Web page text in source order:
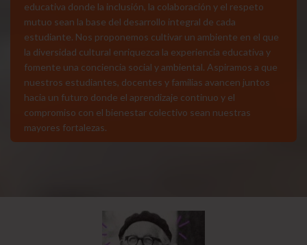
educativa donde la inclusión, la colaboración y el respeto
mutuo sean la base del desarrollo integral de cada
estudiante. Nos proponemos cultivar un ambiente en el que
la diversidad cultural enriquezca la experiencia educativa y
fomente una conciencia social y ambiental. Aspiramos a que
nuestros estudiantes, docentes y familias avancen juntos
hacia un futuro donde el aprendizaje continuo y el
compromiso con el bienestar colectivo sean nuestras
mayores fortalezas.